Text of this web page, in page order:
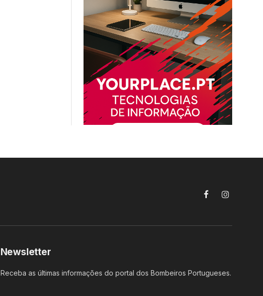
FacebookInstagram
Newsletter
Receba as últimas informações do portal dos Bombeiros Portugueses.